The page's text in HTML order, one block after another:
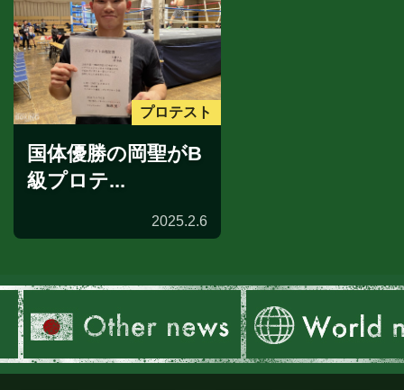
プロテスト
国体優勝の岡聖がB
級プロテ...
2025.2.6